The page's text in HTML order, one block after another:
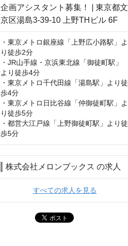
・東京メトロ銀座線「上野広小路駅」よ
り徒歩2分
・JR山手線・京浜東北線「御徒町駅」
より徒歩4分
・東京メトロ千代田線「湯島駅」より徒
歩4分
・東京メトロ日比谷線「仲御徒町駅」よ
り徒歩5分
・都営大江戸線「上野御徒町駅」より徒
歩5分
株式会社メロンブックス の求人
すべての求人を見る